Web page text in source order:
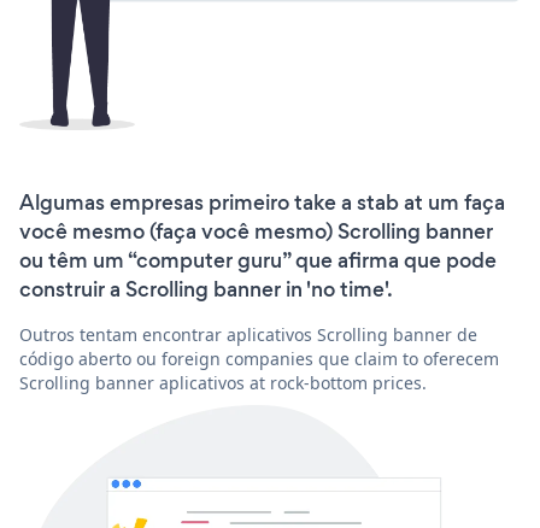
Algumas empresas primeiro take a stab at um faça
você mesmo (faça você mesmo) Scrolling banner
ou têm um “computer guru” que afirma que pode
construir a Scrolling banner in 'no time'.
Outros tentam encontrar aplicativos Scrolling banner de
código aberto ou foreign companies que claim to oferecem
Scrolling banner aplicativos at rock-bottom prices.